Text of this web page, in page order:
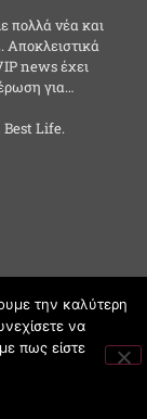
πολλά νέα και
Αποκλειστικά
news έχει
για…
Life.
την καλύτερη
να
πως είστε